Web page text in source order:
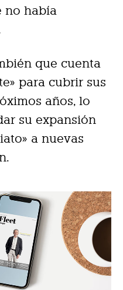
no había
que cuenta
para cubrir sus
años, lo
su expansión
a nuevas